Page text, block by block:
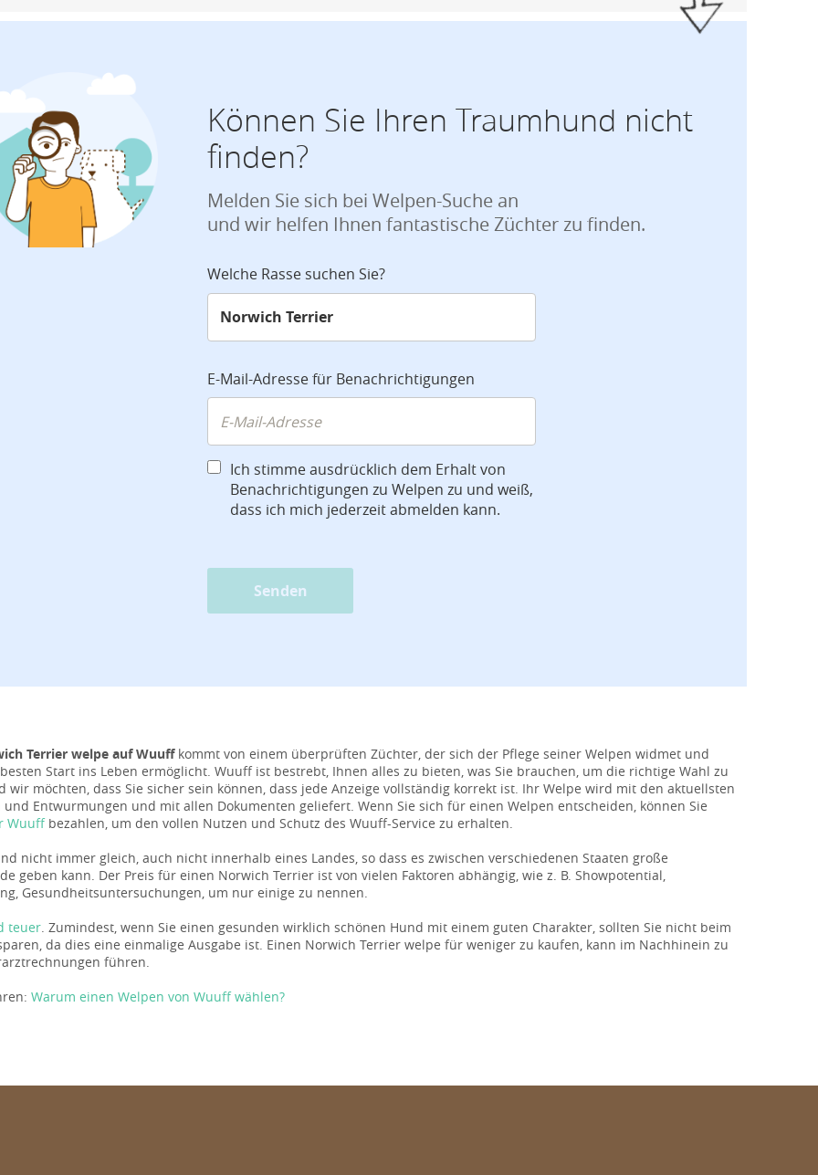
Können Sie Ihren Traumhund nicht
finden?
Melden Sie sich bei Welpen-Suche an
und wir helfen Ihnen fantastische Züchter zu finden.
Welche Rasse suchen Sie?
E-Mail-Adresse für Benachrichtigungen
Ich stimme ausdrücklich dem Erhalt von
Benachrichtigungen zu Welpen zu und weiß,
dass ich mich jederzeit abmelden kann.
Senden
Terrier welpe auf Wuuffkommt von einem überprüften Züchter, der sich der Pflege seiner Welpen widmet und
Start ins Leben ermöglicht. Wuuff ist bestrebt, Ihnen alles zu bieten, was Sie brauchen, um die richtige Wahl zu
wir möchten, dass Sie sicher sein können, dass jede Anzeige vollständig korrekt ist. Ihr Welpe wird mit den aktuellsten
Entwurmungen und mit allen Dokumenten geliefert. Wenn Sie sich für einen Welpen entscheiden, können Sie
Wuuffbezahlen, um den vollen Nutzen und Schutz des Wuuff-Service zu erhalten.
nicht immer gleich, auch nicht innerhalb eines Landes, so dass es zwischen verschiedenen Staaten große
geben kann. Der Preis für einen Norwich Terrier ist von vielen Faktoren abhängig, wie z. B. Showpotential,
Gesundheitsuntersuchungen, um nur einige zu nennen.
teuer. Zumindest, wenn Sie einen gesunden wirklich schönen Hund mit einem guten Charakter, sollten Sie nicht beim
da dies eine einmalige Ausgabe ist. Einen Norwich Terrier welpe für weniger zu kaufen, kann im Nachhinein zu
führen.
Warum einen Welpen von Wuuff wählen?